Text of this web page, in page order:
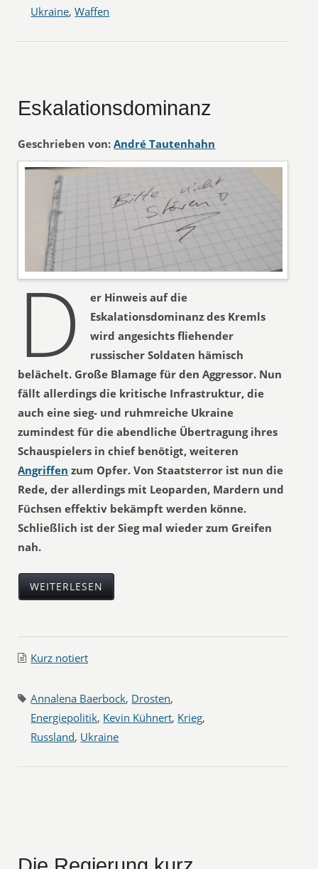
Ukraine,Waffen
Eskalationsdominanz
Geschrieben von: André Tautenhahn
D
er Hinweis auf die
Eskalationsdominanz des Kremls
wird angesichts fliehender
russischer Soldaten hämisch
belächelt. Große Blamage für den Aggressor. Nun
fällt allerdings die kritische Infrastruktur, die
auch eine sieg- und ruhmreiche Ukraine
zumindest für die abendliche Übertragung ihres
Schauspielers in chief benötigt, weiteren
Angriffen zum Opfer. Von Staatsterror ist nun die
Rede, der allerdings mit Leoparden, Mardern und
Füchsen effektiv bekämpft werden könne.
Schließlich ist der Sieg mal wieder zum Greifen
nah.
WEITERLESEN
Kurz notiert
Annalena Baerbock, Drosten,
Energiepolitik, Kevin Kühnert, Krieg,
Russland, Ukraine